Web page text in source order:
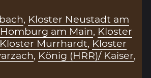
, Kloster Neustadt am
am Main, Kloster
Kloster Murrhardt, Kloster
, König (HRR)/ Kaiser,